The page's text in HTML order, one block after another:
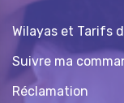
Wilayas et Tarifs
Suivre ma
Réclamation